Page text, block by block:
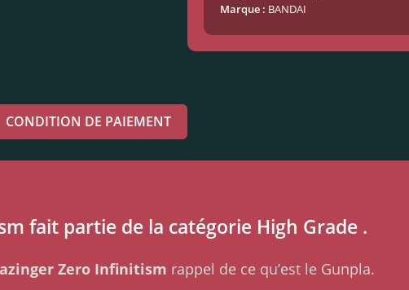
Marque : BANDAI
CONDITION DE PAIEMENT
fait partie de la catégorie High Grade .
Zero Infinitism rappel de ce qu’est le Gunpla.